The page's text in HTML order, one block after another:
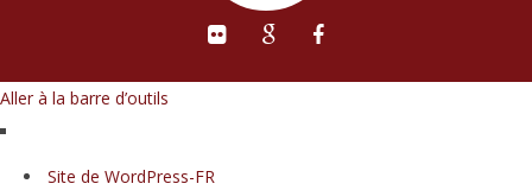
Aller à la barre d’outils
Site de WordPress-FR